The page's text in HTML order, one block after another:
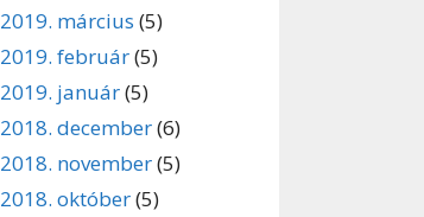
2019. március (5)
2019. február(5)
2019. január(5)
2018. december(6)
2018. november(5)
2018. október(5)